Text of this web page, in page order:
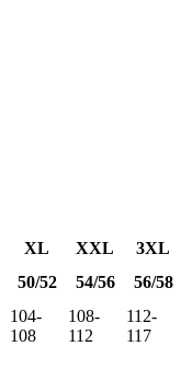
XL XXL
3XL
50/52 54/56 56/58
104-
108
108-
112
112-
117